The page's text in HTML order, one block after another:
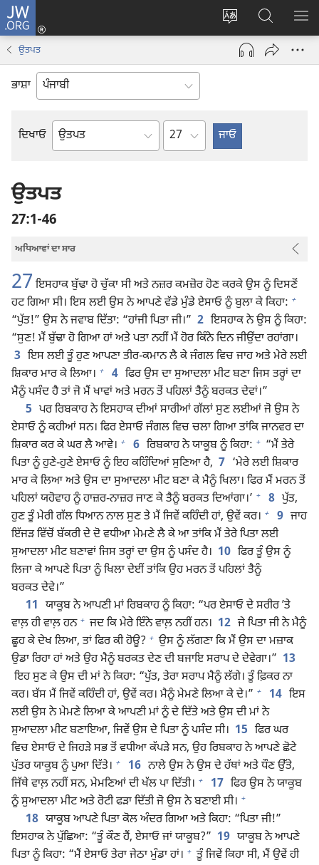
JW.ORG
ਸਾਈਟ
ਦੀ
ਭਾਸ਼ਾ
ਲਾਗ-
(opens
new
JW.ORG
ʼਤੇ
ਖੋਜ
ਉਤਪਤ
ਭਾਸ਼ਾ
ਦਿਖਾਓ
ਬਾਈਬਲ
Chapter
ਉਤਪਤ
27:1-46
ਅਧਿਆਵਾਂ ਦਾ ਸਾਰ
27ਇਸਹਾਕ ਬੁੱਢਾ ਹੋ ਚੁੱਕਾ ਸੀ ਅਤੇ ਨਜ਼ਰ ਕਮਜ਼ੋਰ ਹੋਣ ਕਰਕੇ ਉਸ ਨੂੰ ਦਿਸਣੋਂ
ਹਟ ਗਿਆ ਸੀ। ਇਸ ਲਈ ਉਸ ਨੇ ਆਪਣੇ ਵੱਡੇ ਮੁੰਡੇ ਏਸਾਓ ਨੂੰ ਬੁਲਾ ਕੇ ਕਿਹਾ: +
“ਪੁੱਤ!” ਉਸ ਨੇ ਜਵਾਬ ਦਿੱਤਾ: “ਹਾਂਜੀ ਪਿਤਾ ਜੀ।” 2 ਇਸਹਾਕ ਨੇ ਉਸ ਨੂੰ ਕਿਹਾ:
“ਸੁਣ! ਮੈਂ ਬੁੱਢਾ ਹੋ ਗਿਆ ਹਾਂ ਅਤੇ ਪਤਾ ਨਹੀਂ ਮੈਂ ਹੋਰ ਕਿੰਨੇ ਦਿਨ ਜੀਉਂਦਾ ਰਹਾਂਗਾ।
3 ਇਸ ਲਈ ਤੂੰ ਹੁਣ ਆਪਣਾ ਤੀਰ-ਕਮਾਨ ਲੈ ਕੇ ਜੰਗਲ ਵਿਚ ਜਾਹ ਅਤੇ ਮੇਰੇ ਲਈ
ਸ਼ਿਕਾਰ ਮਾਰ ਕੇ ਲਿਆ। + 4 ਫਿਰ ਉਸ ਦਾ ਸੁਆਦਲਾ ਮੀਟ ਬਣਾ ਜਿਸ ਤਰ੍ਹਾਂ ਦਾ
ਮੈਨੂੰ ਪਸੰਦ ਹੈ ਤਾਂ ਜੋ ਮੈਂ ਖਾਵਾਂ ਅਤੇ ਮਰਨ ਤੋਂ ਪਹਿਲਾਂ ਤੈਨੂੰ ਬਰਕਤ ਦੇਵਾਂ।”
5 ਪਰ ਰਿਬਕਾਹ ਨੇ ਇਸਹਾਕ ਦੀਆਂ ਸਾਰੀਆਂ ਗੱਲਾਂ ਸੁਣ ਲਈਆਂ ਜੋ ਉਸ ਨੇ
ਏਸਾਓ ਨੂੰ ਕਹੀਆਂ ਸਨ। ਫਿਰ ਏਸਾਓ ਜੰਗਲ ਵਿਚ ਚਲਾ ਗਿਆ ਤਾਂਕਿ ਜਾਨਵਰ ਦਾ
ਸ਼ਿਕਾਰ ਕਰ ਕੇ ਘਰ ਲੈ ਆਵੇ। + 6 ਰਿਬਕਾਹ ਨੇ ਯਾਕੂਬ ਨੂੰ ਕਿਹਾ: +
“ਮੈਂ ਤੇਰੇ
ਪਿਤਾ ਨੂੰ ਹੁਣੇ-ਹੁਣੇ ਏਸਾਓ ਨੂੰ ਇਹ ਕਹਿੰਦਿਆਂ ਸੁਣਿਆ ਹੈ, 7 ‘ਮੇਰੇ ਲਈ ਸ਼ਿਕਾਰ
ਮਾਰ ਕੇ ਲਿਆ ਅਤੇ ਉਸ ਦਾ ਸੁਆਦਲਾ ਮੀਟ ਬਣਾ ਕੇ ਮੈਨੂੰ ਖਿਲਾ। ਫਿਰ ਮੈਂ ਮਰਨ ਤੋਂ
ਪਹਿਲਾਂ ਯਹੋਵਾਹ ਨੂੰ ਹਾਜ਼ਰ-ਨਾਜ਼ਰ ਜਾਣ ਕੇ ਤੈਨੂੰ ਬਰਕਤ ਦਿਆਂਗਾ।’ + 8 ਪੁੱਤ,
ਹੁਣ ਤੂੰ ਮੇਰੀ ਗੱਲ ਧਿਆਨ ਨਾਲ ਸੁਣ ਤੇ ਮੈਂ ਜਿਵੇਂ ਕਹਿੰਦੀ ਹਾਂ, ਉਵੇਂ ਕਰ। + 9 ਜਾਹ
ਇੱਜੜ ਵਿੱਚੋਂ ਬੱਕਰੀ ਦੇ ਦੋ ਵਧੀਆ ਮੇਮਣੇ ਲੈ ਕੇ ਆ ਤਾਂਕਿ ਮੈਂ ਤੇਰੇ ਪਿਤਾ ਲਈ
ਸੁਆਦਲਾ ਮੀਟ ਬਣਾਵਾਂ ਜਿਸ ਤਰ੍ਹਾਂ ਦਾ ਉਸ ਨੂੰ ਪਸੰਦ ਹੈ। 10 ਫਿਰ ਤੂੰ ਉਸ ਨੂੰ
ਲਿਜਾ ਕੇ ਆਪਣੇ ਪਿਤਾ ਨੂੰ ਖਿਲਾ ਦੇਈਂ ਤਾਂਕਿ ਉਹ ਮਰਨ ਤੋਂ ਪਹਿਲਾਂ ਤੈਨੂੰ
ਬਰਕਤ ਦੇਵੇ।”
11 ਯਾਕੂਬ ਨੇ ਆਪਣੀ ਮਾਂ ਰਿਬਕਾਹ ਨੂੰ ਕਿਹਾ: “ਪਰ ਏਸਾਓ ਦੇ ਸਰੀਰ ʼਤੇ
ਵਾਲ਼ ਹੀ ਵਾਲ਼ ਹਨ + ਜਦ ਕਿ ਮੇਰੇ ਇੰਨੇ ਵਾਲ਼ ਨਹੀਂ ਹਨ। 12 ਜੇ ਪਿਤਾ ਜੀ ਨੇ ਮੈਨੂੰ
ਛੂਹ ਕੇ ਦੇਖ ਲਿਆ, ਤਾਂ ਫਿਰ ਕੀ ਹੋਊ? + ਉਸ ਨੂੰ ਲੱਗਣਾ ਕਿ ਮੈਂ ਉਸ ਦਾ ਮਜ਼ਾਕ
ਉਡਾ ਰਿਹਾ ਹਾਂ ਅਤੇ ਉਹ ਮੈਨੂੰ ਬਰਕਤ ਦੇਣ ਦੀ ਬਜਾਇ ਸਰਾਪ ਦੇ ਦੇਵੇਗਾ।” 13
ਇਹ ਸੁਣ ਕੇ ਉਸ ਦੀ ਮਾਂ ਨੇ ਕਿਹਾ: “ਪੁੱਤ, ਤੇਰਾ ਸਰਾਪ ਮੈਨੂੰ ਲੱਗੇ। ਤੂੰ ਫ਼ਿਕਰ ਨਾ
ਕਰ। ਬੱਸ ਮੈਂ ਜਿਵੇਂ ਕਹਿੰਦੀ ਹਾਂ, ਉਵੇਂ ਕਰ। ਮੈਨੂੰ ਮੇਮਣੇ ਲਿਆ ਕੇ ਦੇ।” + 14 ਇਸ
ਲਈ ਉਸ ਨੇ ਮੇਮਣੇ ਲਿਆ ਕੇ ਆਪਣੀ ਮਾਂ ਨੂੰ ਦੇ ਦਿੱਤੇ ਅਤੇ ਉਸ ਦੀ ਮਾਂ ਨੇ
ਸੁਆਦਲਾ ਮੀਟ ਬਣਾਇਆ, ਜਿਵੇਂ ਉਸ ਦੇ ਪਿਤਾ ਨੂੰ ਪਸੰਦ ਸੀ। 15 ਫਿਰ ਘਰ
ਵਿਚ ਏਸਾਓ ਦੇ ਜਿਹੜੇ ਸਭ ਤੋਂ ਵਧੀਆ ਕੱਪੜੇ ਸਨ, ਉਹ ਰਿਬਕਾਹ ਨੇ ਆਪਣੇ ਛੋਟੇ
ਪੁੱਤਰ ਯਾਕੂਬ ਨੂੰ ਪੁਆ ਦਿੱਤੇ। + 16 ਨਾਲੇ ਉਸ ਨੇ ਉਸ ਦੇ ਹੱਥਾਂ ਅਤੇ ਧੌਣ ਉੱਤੇ,
ਜਿੱਥੇ ਵਾਲ਼ ਨਹੀਂ ਸਨ, ਮੇਮਣਿਆਂ ਦੀ ਖੱਲ ਪਾ ਦਿੱਤੀ। + 17 ਫਿਰ ਉਸ ਨੇ ਯਾਕੂਬ
ਨੂੰ ਸੁਆਦਲਾ ਮੀਟ ਅਤੇ ਰੋਟੀ ਫੜਾ ਦਿੱਤੀ ਜੋ ਉਸ ਨੇ ਬਣਾਈ ਸੀ। +
18 ਯਾਕੂਬ ਆਪਣੇ ਪਿਤਾ ਕੋਲ ਅੰਦਰ ਗਿਆ ਅਤੇ ਕਿਹਾ: “ਪਿਤਾ ਜੀ!”
ਇਸਹਾਕ ਨੇ ਪੁੱਛਿਆ: “ਤੂੰ ਕੌਣ ਹੈਂ, ਏਸਾਓ ਜਾਂ ਯਾਕੂਬ?” 19 ਯਾਕੂਬ ਨੇ ਆਪਣੇ
ਪਿਤਾ ਨੂੰ ਕਿਹਾ: “ਮੈਂ ਏਸਾਓ ਤੇਰਾ ਜੇਠਾ ਮੁੰਡਾ ਹਾਂ। + ਤੂੰ ਜਿਵੇਂ ਕਿਹਾ ਸੀ, ਮੈਂ ਉਵੇਂ ਹੀ